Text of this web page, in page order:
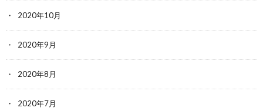
2020年10月
2020年9月
2020年8月
2020年7月